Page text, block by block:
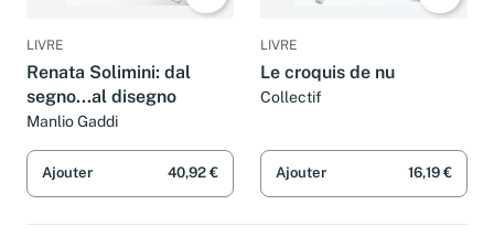
LIVRE
Renata Solimini: dal
segno...al disegno
Manlio Gaddi
Ajouter 40,92 €
LIVRE
Le croquis de nu
Collectif
Ajouter 16,19 €